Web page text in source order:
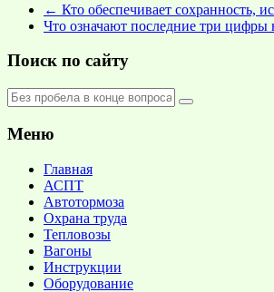
← Кто обеспечивает сохранность,
Что означают последние три цифры
Поиск по сайту
Меню
Главная
АСПТ
Автотормоза
Охрана труда
Тепловозы
Вагоны
Инструкции
Оборудование